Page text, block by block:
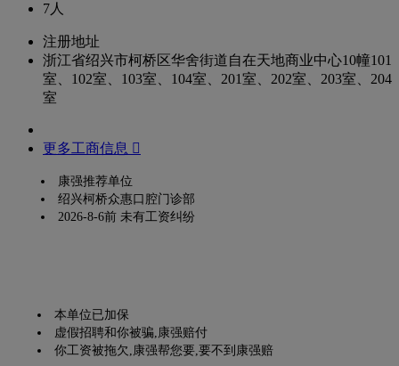
7人
注册地址
浙江省绍兴市柯桥区华舍街道自在天地商业中心10幢101
室、102室、103室、104室、201室、202室、203室、204
室
更多工商信息 
康强推荐单位
绍兴柯桥众惠口腔门诊部
2026-8-6前 未有工资纠纷
本单位已加保
虚假招聘和你被骗,康强赔付
你工资被拖欠,康强帮您要,要不到康强赔